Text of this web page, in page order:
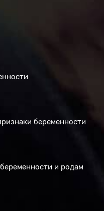
беременности
и родам